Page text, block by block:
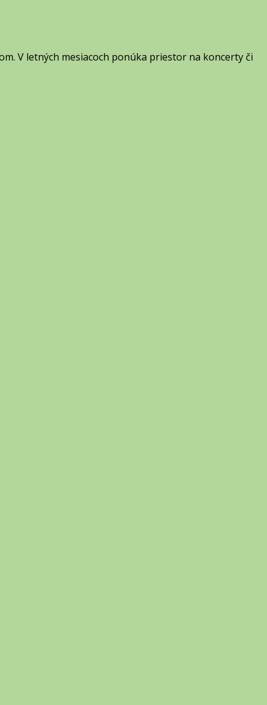
V letných mesiacoch ponúka priestor na koncerty či